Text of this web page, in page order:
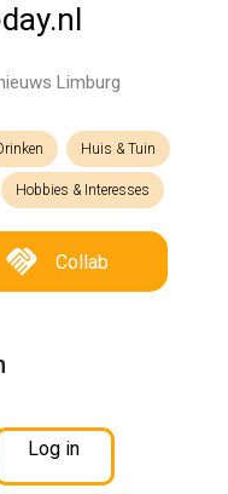
Limburg
Huis & Tuin
Hobbies & Interesses
Collab
Log in